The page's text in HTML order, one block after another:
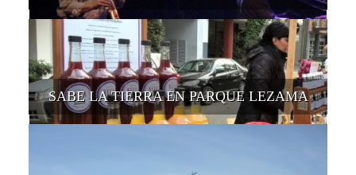
SABE LA TIERRA EN PARQUE LEZAMA